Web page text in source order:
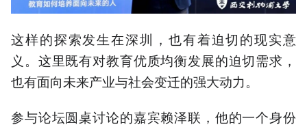
这样的探索发生在深圳，也有着迫切的现实意
义。这里既有对教育优质均衡发展的迫切需求，
也有面向未来产业与社会变迁的强大动力。
参与论坛圆桌讨论的嘉宾赖泽联，他的一个身份